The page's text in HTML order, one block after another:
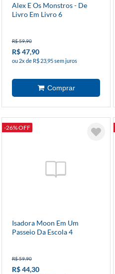
Alex E Os Monstros - De
Livro Em Livro 6
R$ 59,90
R$ 47,90
ou 2x de R$ 23,95 sem juros
-26% OFF
Isadora Moon Em Um
Passeio Da Escola 4
R$ 59,90
R$ 44,30